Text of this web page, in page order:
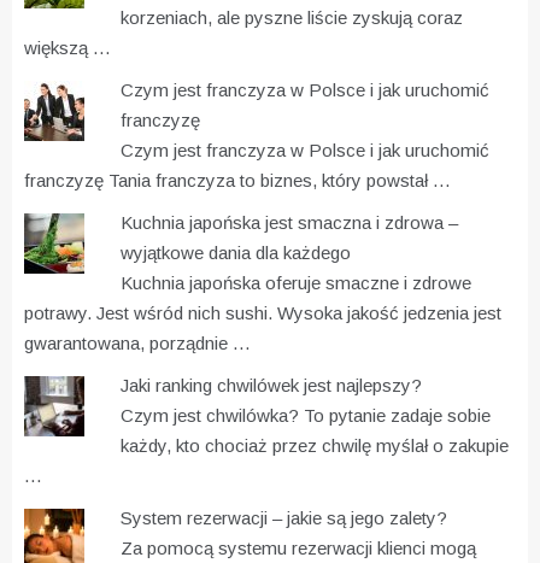
korzeniach, ale pyszne liście zyskują coraz
większą …
Czym jest franczyza w Polsce i jak uruchomić
franczyzę
Czym jest franczyza w Polsce i jak uruchomić
franczyzę Tania franczyza to biznes, który powstał …
Kuchnia japońska jest smaczna i zdrowa –
wyjątkowe dania dla każdego
Kuchnia japońska oferuje smaczne i zdrowe
potrawy. Jest wśród nich sushi. Wysoka jakość jedzenia jest
gwarantowana, porządnie …
Jaki ranking chwilówek jest najlepszy?
Czym jest chwilówka? To pytanie zadaje sobie
każdy, kto chociaż przez chwilę myślał o zakupie
…
System rezerwacji – jakie są jego zalety?
Za pomocą systemu rezerwacji klienci mogą